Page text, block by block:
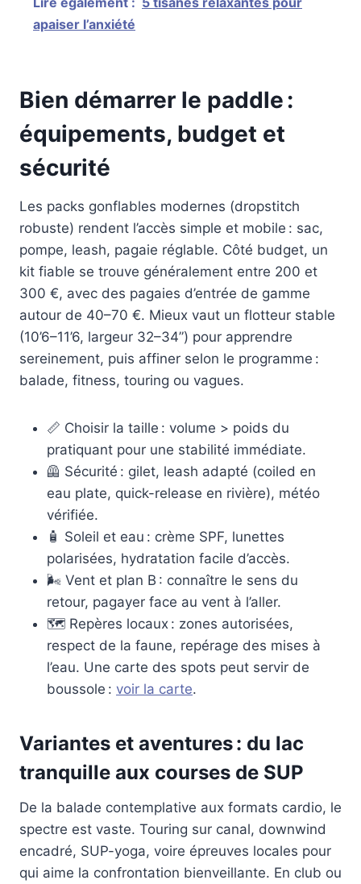
apaiser l’anxiété
Bien démarrer le paddle :
équipements, budget et
sécurité
Les packs gonflables modernes (dropstitch
robuste) rendent l’accès simple et mobile : sac,
pompe, leash, pagaie réglable. Côté budget, un
kit fiable se trouve généralement entre 200 et
300 €, avec des pagaies d’entrée de gamme
autour de 40–70 €. Mieux vaut un flotteur stable
(10’6–11’6, largeur 32–34”) pour apprendre
sereinement, puis affiner selon le programme :
balade, fitness, touring ou vagues.
📏 Choisir la taille : volume > poids du
pratiquant pour une stabilité immédiate.
🦺 Sécurité : gilet, leash adapté (coiled en
eau plate, quick-release en rivière), météo
vérifiée.
🧴 Soleil et eau : crème SPF, lunettes
polarisées, hydratation facile d’accès.
🌬️ Vent et plan B : connaître le sens du
retour, pagayer face au vent à l’aller.
🗺️ Repères locaux : zones autorisées,
respect de la faune, repérage des mises à
l’eau. Une carte des spots peut servir de
boussole : voir la carte.
Variantes et aventures : du lac
tranquille aux courses de SUP
De la balade contemplative aux formats cardio, le
spectre est vaste. Touring sur canal, downwind
encadré, SUP-yoga, voire épreuves locales pour
qui aime la confrontation bienveillante. En club ou